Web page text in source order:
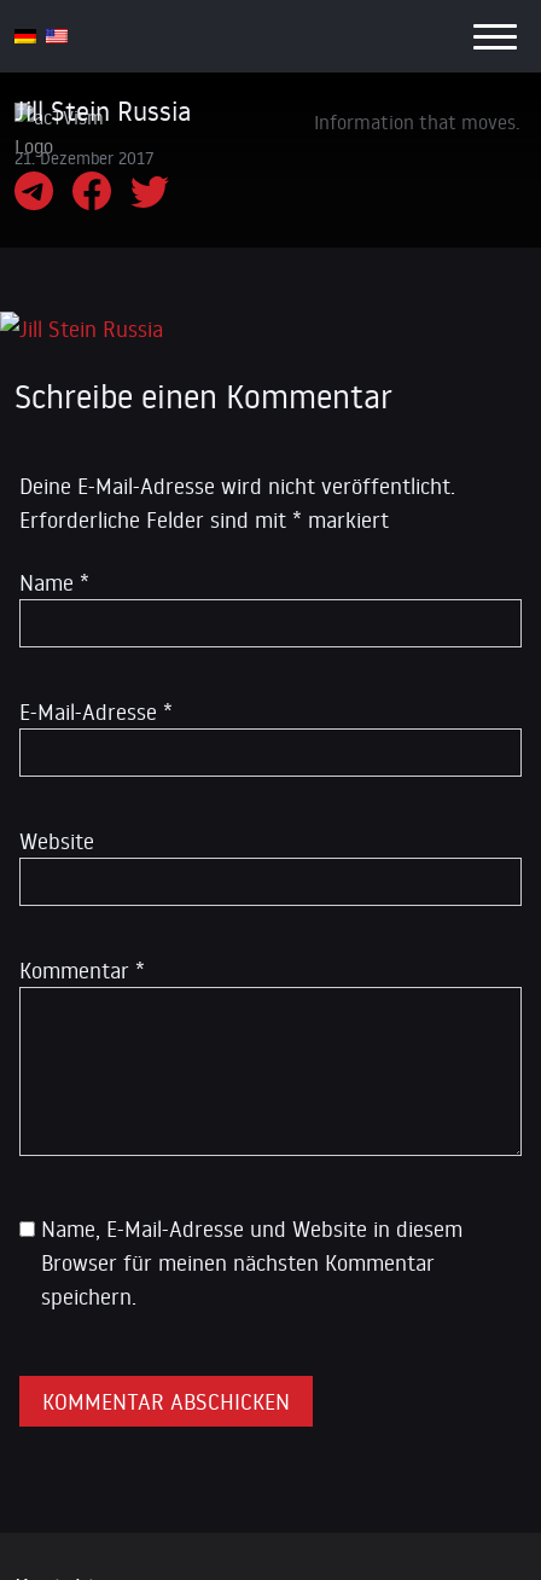
Information that moves.
Jill Stein Russia
21. Dezember 2017
Schreibe einen Kommentar
Deine E-Mail-Adresse wird nicht veröffentlicht.
Erforderliche Felder sind mit * markiert
Kommentar *
Name *
E-Mail-Adresse *
Website
Name, E-Mail-Adresse und Website in diesem
Browser für meinen nächsten Kommentar
speichern.